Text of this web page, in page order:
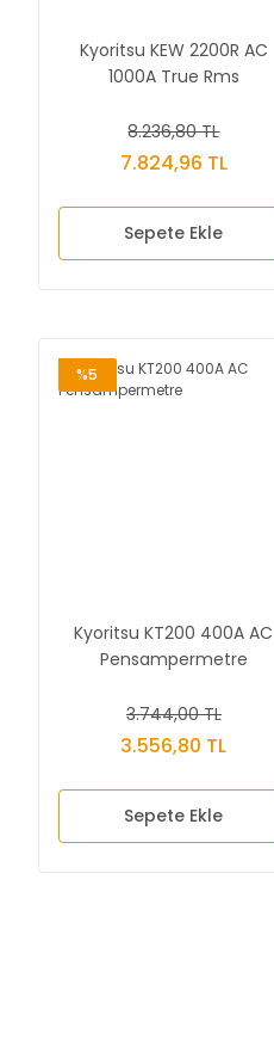
Kyoritsu KEW 2200R AC
1000A True Rms
8.236,80 TL
7.824,96 TL
Sepete Ekle
%5
Kyoritsu KT200 400A AC
Pensampermetre
3.744,00 TL
3.556,80 TL
Sepete Ekle